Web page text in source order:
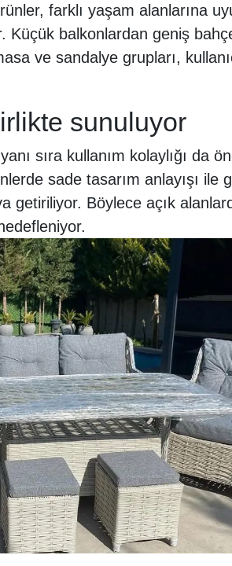
farklı yaşam alanlarına
Küçük balkonlardan geniş
ve sandalye grupları,
sunuluyor
sıra kullanım kolaylığı da
sade tasarım anlayışı ile
getiriliyor. Böylece açık